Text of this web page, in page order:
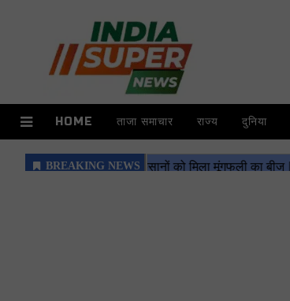
HOME ताजा समाचार राज्य दुनिया